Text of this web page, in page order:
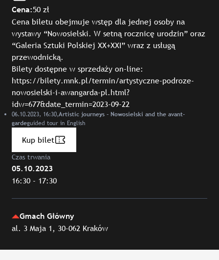
Cena:50 zł
Cena biletu obejmuje wstęp dla jednej osoby na
wystawy “Nowosielski. W setną rocznicę urodzin” oraz
“Galeria Sztuki Polskiej XX+XXI” wraz z usługą
przewodnicką.
Bilety dostępne w sprzedaży on-line:
https://bilety.mnk.pl/termin/artystyczne-podroze-
nowosielski-i-awangarda-pl.html?
idw=677&date_termin=2023-09-22
06.10.2023, 16:30,Artistic journeys - Nowosielski and the avant-
gardeguided tour in English
Kup bilet
Czas trwania
05.10.2023
16:30 - 17:30
Gmach Główny
al. 3 Maja 1, 30-062 Kraków